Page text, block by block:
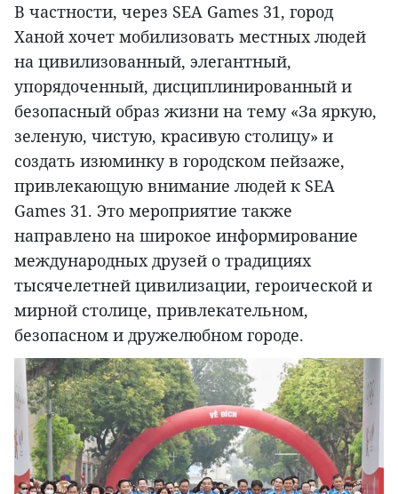
В частности, через SEA Games 31, город
Ханой хочет мобилизовать местных людей
на цивилизованный, элегантный,
упорядоченный, дисциплинированный и
безопасный образ жизни на тему «За яркую,
зеленую, чистую, красивую столицу» и
создать изюминку в городском пейзаже,
привлекающую внимание людей к SEA
Games 31. Это мероприятие также
направлено на широкое информирование
международных друзей о традициях
тысячелетней цивилизации, героической и
мирной столице, привлекательном,
безопасном и дружелюбном городе.